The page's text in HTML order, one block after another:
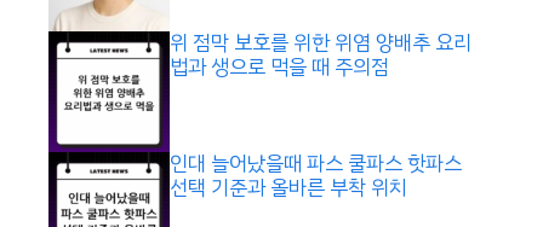
위 점막 보호를 위한 위염 양배추 요리
법과 생으로 먹을 때 주의점
인대 늘어났을때 파스 쿨파스 핫파스
선택 기준과 올바른 부착 위치